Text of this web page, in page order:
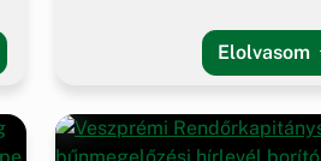
Elolvasom